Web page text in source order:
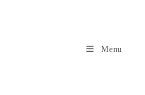
Menu